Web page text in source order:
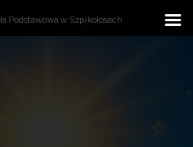
Podstawowa w Szpikołosach